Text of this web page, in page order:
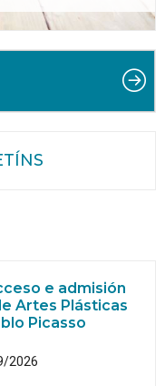
e admisión
Artes Plásticas
Picasso
2026